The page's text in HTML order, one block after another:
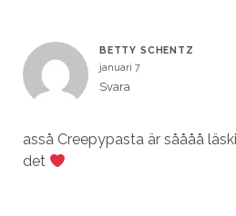
BETTY SCHENTZ
januari 7
Svara
asså Creepypasta är såååå
det